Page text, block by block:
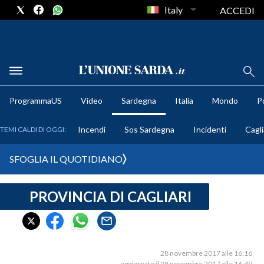
METEO
CRONACA SARDEGNA
CAGLIARI
Italy ACCEDI
ProgrammaUS Video Sardegna Italia Mondo
TEMI CALDI DI OGGI: Incendi Sos Sardegna Incidenti
SFOGLIA IL QUOTIDIANO
PROVINCIA DI CAGLIARI
28 novembre 2017 alle 16:16